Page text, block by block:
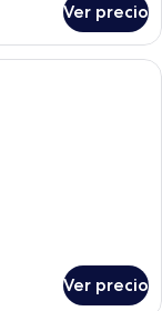
Ver precio
de hotel con una
Ver precio